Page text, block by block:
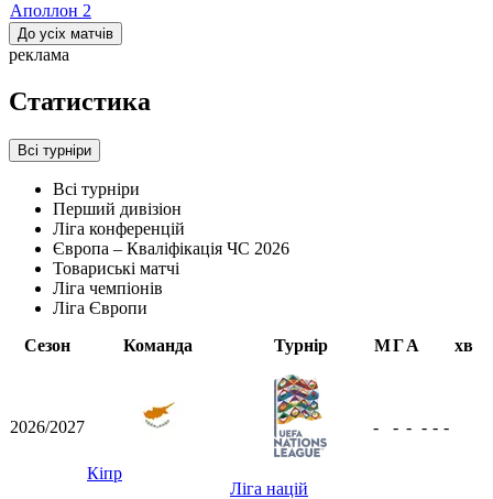
Аполлон 2
До усіх матчів
реклама
Статистика
Всі турніри
Всі турніри
Перший дивізіон
Ліга конференцій
Європа – Кваліфікація ЧС 2026
Товариські матчі
Ліга чемпіонів
Ліга Європи
Сезон
Команда Турнір МГА хв
2026/2027
Кіпр
Ліга націй
- - - - - -